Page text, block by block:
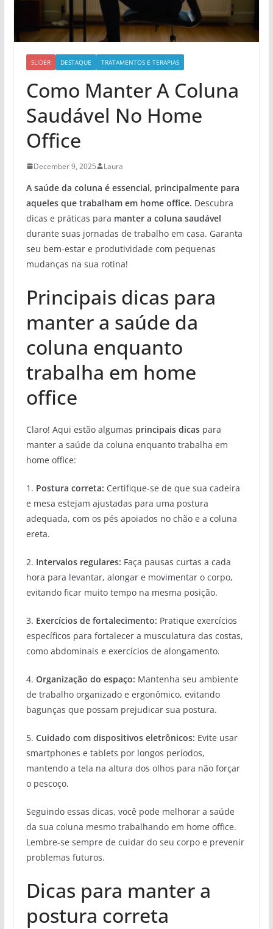
SLIDER DESTAQUE TRATAMENTOS E TERAPIAS
Como Manter A Coluna
Saudável No Home
Office
December 9, 2025 Laura
A saúde da coluna é essencial, principalmente para
aqueles que trabalham em home office. Descubra
dicas e práticas para manter a coluna saudável
durante suas jornadas de trabalho em casa. Garanta
seu bem-estar e produtividade com pequenas
mudanças na sua rotina!
Principais dicas para
manter a saúde da
coluna enquanto
trabalha em home
office
Claro! Aqui estão algumas principais dicaspara
manter a saúde da coluna enquanto trabalha em
home office:
1. Postura correta: Certifique-se de que sua cadeira
e mesa estejam ajustadas para uma postura
adequada, com os pés apoiados no chão e a coluna
ereta.
2. Intervalos regulares: Faça pausas curtas a cada
hora para levantar, alongar e movimentar o corpo,
evitando ficar muito tempo na mesma posição.
3. Exercícios de fortalecimento: Pratique exercícios
específicos para fortalecer a musculatura das costas,
como abdominais e exercícios de alongamento.
4. Organização do espaço: Mantenha seu ambiente
de trabalho organizado e ergonômico, evitando
bagunças que possam prejudicar sua postura.
5. Cuidado com dispositivos eletrônicos: Evite usar
smartphones e tablets por longos períodos,
mantendo a tela na altura dos olhos para não forçar
o pescoço.
Seguindo essas dicas, você pode melhorar a saúde
da sua coluna mesmo trabalhando em home office.
Lembre-se sempre de cuidar do seu corpo e prevenir
problemas futuros.
Dicas para manter a
postura correta